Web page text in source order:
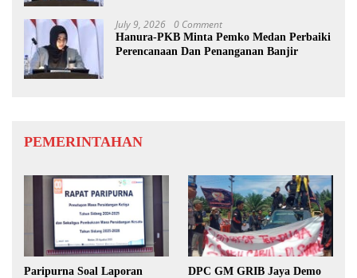
July 9, 2026 0 Comment
Hanura-PKB Minta Pemko Medan Perbaiki
Perencanaan Dan Penanganan Banjir
PEMERINTAHAN
Paripurna Soal Laporan
DPC GM GRIB Jaya Demo